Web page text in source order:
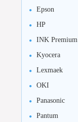
Epson
HP
INK Premium
Kyocera
Lexmaek
OKI
Panasonic
Pantum